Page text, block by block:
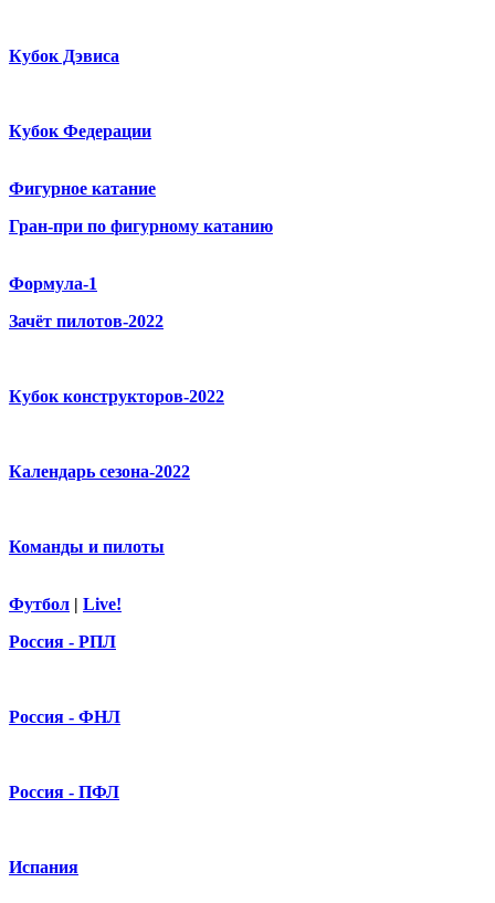
Кубок Дэвиса
Кубок Федерации
Фигурное катание
Гран-при по фигурному катанию
Формула-1
Зачёт пилотов-2022
Кубок конструкторов-2022
Календарь сезона-2022
Команды и пилоты
Футбол | Live!
Россия - РПЛ
Россия - ФНЛ
Россия - ПФЛ
Испания